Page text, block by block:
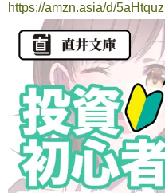
https://amzn.asia/d/5aHtquz